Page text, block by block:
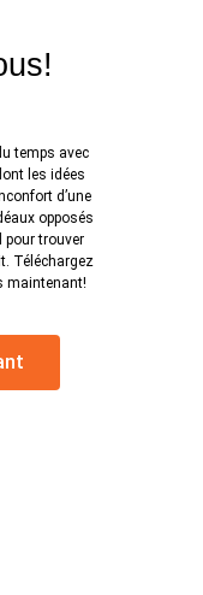
temps avec
les idées
d’une
opposés
pour trouver
Téléchargez
maintenant!